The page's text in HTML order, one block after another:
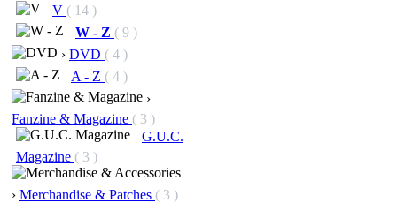
V ( 14 )
W - Z ( 9 )
› DVD ( 4 )
A - Z ( 4 )
›
Fanzine & Magazine ( 3 )
G.U.C.
Magazine ( 3 )
› Merchandise & Patches ( 3 )